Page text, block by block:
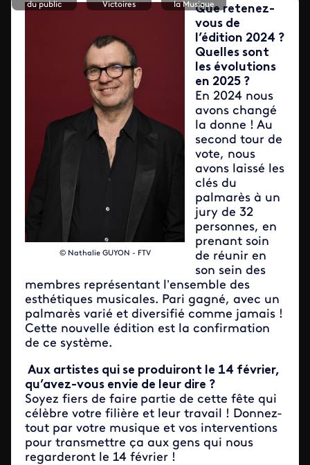
du public
Victoires
la Musique
© Nathalie GUYON - FTV
Que retenez-
vous de
l’édition 2024 ?
Quelles sont
les évolutions
en 2025 ?
En 2024 nous
avons changé
la donne ! Au
second tour de
vote, nous
avons laissé les
clés du
palmarès à un
jury de 32
personnes, en
prenant soin
de réunir en
son sein des
membres représentant l’ensemble des
esthétiques musicales. Pari gagné, avec un
palmarès varié et diversifié comme jamais !
Cette nouvelle édition est la confirmation
de ce système.
Aux artistes qui se produiront le 14 février,
qu’avez-vous envie de leur dire ?
Soyez fiers de faire partie de cette fête qui
célèbre votre filière et leur travail ! Donnez-
tout par votre musique et vos interventions
pour transmettre ça aux gens qui nous
regarderont le 14 février !